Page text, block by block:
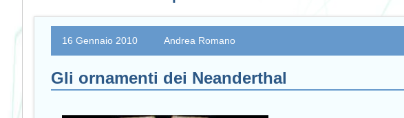
16 Gennaio 2010 Andrea Romano
Gli ornamenti dei Neanderthal